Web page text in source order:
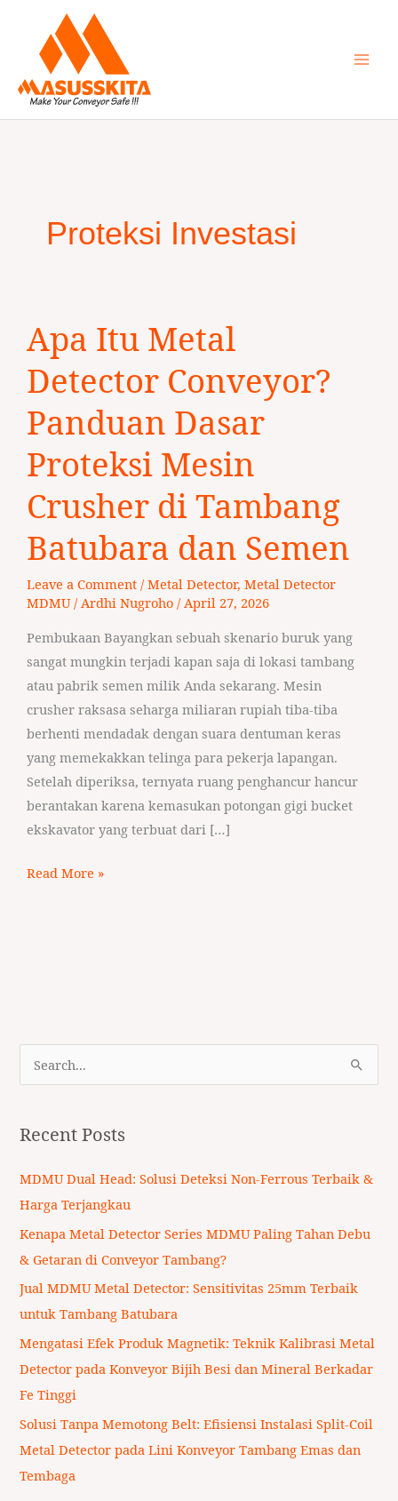
content
Proteksi Investasi
Apa Itu Metal
Detector Conveyor?
Panduan Dasar
Proteksi Mesin
Crusher di Tambang
Batubara dan Semen
Leave a Comment / Metal Detector, Metal Detector
MDMU/ Ardhi Nugroho / April 27, 2026
Pembukaan Bayangkan sebuah skenario buruk yang
sangat mungkin terjadi kapan saja di lokasi tambang
atau pabrik semen milik Anda sekarang. Mesin
crusher raksasa seharga miliaran rupiah tiba-tiba
berhenti mendadak dengan suara dentuman keras
yang memekakkan telinga para pekerja lapangan.
Setelah diperiksa, ternyata ruang penghancur hancur
berantakan karena kemasukan potongan gigi bucket
ekskavator yang terbuat dari […]
Itu
Metal
Detector
Panduan
Dasar
Proteksi
Mesin
di
Batubara
Semen
Read More »
r
c
h
:
Recent Posts
MDMU Dual Head: Solusi Deteksi Non-Ferrous Terbaik &
Harga Terjangkau
Kenapa Metal Detector Series MDMU Paling Tahan Debu
& Getaran di Conveyor Tambang?
Jual MDMU Metal Detector: Sensitivitas 25mm Terbaik
untuk Tambang Batubara
Mengatasi Efek Produk Magnetik: Teknik Kalibrasi Metal
Detector pada Konveyor Bijih Besi dan Mineral Berkadar
Fe Tinggi
Solusi Tanpa Memotong Belt: Efisiensi Instalasi Split-Coil
Metal Detector pada Lini Konveyor Tambang Emas dan
Tembaga